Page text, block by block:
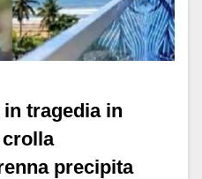
tragedia in
precipita